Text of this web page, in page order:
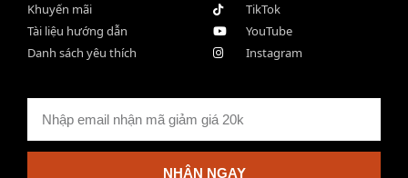
Khuyến mãi
Tài liệu hướng dẫn
Danh sách yêu thích
TikTok
YouTube
Instagram
NHẬN NGAY